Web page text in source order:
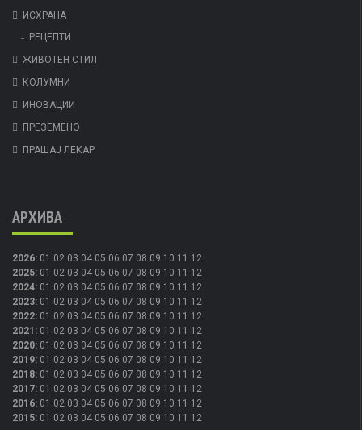
ИСХРАНА
РЕЦЕПТИ
ЖИВОТЕН СТИЛ
КОЛУМНИ
ИНОВАЦИИ
ПРЕЗЕМЕНО
ПРАШАЈ ЛЕКАР
АРХИВА
2026: 01 02 03 04 05 06 07 08 09 10 11 12
2025: 01 02 03 04 05 06 07 08 09 10 11 12
2024: 01 02 03 04 05 06 07 08 09 10 11 12
2023: 01 02 03 04 05 06 07 08 09 10 11 12
2022: 01 02 03 04 05 06 07 08 09 10 11 12
2021 : 01 02 03 04 05 06 07 08 09 10 11 12
2020: 01 02 03 04 05 06 07 08 09 10 11 12
2019: 01 02 03 04 05 06 07 08 09 10 11 12
2018: 01 02 03 04 05 06 07 08 09 10 11 12
2017: 01 02 03 04 05 06 07 08 09 10 11 12
2016: 01 02 03 04 05 06 07 08 09 10 11 12
2015: 01 02 03 04 05 06 07 08 09 10 11 12